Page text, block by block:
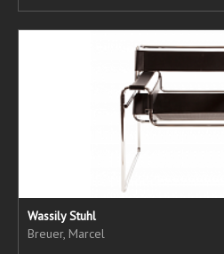
Wassily Stuhl
Breuer, Marcel